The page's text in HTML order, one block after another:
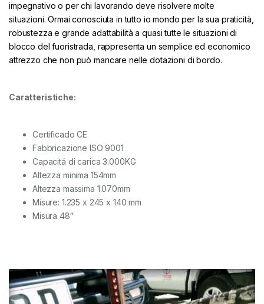
impegnativo o per chi lavorando deve risolvere molte
situazioni. Ormai conosciuta in tutto io mondo per la sua praticità,
robustezza e grande adattabilità a quasi tutte le situazioni di
blocco del fuoristrada, rappresenta un semplice ed economico
attrezzo che non può mancare nelle dotazioni di bordo.
Caratteristiche:
Certificado CE
Fabbricazione ISO 9001
Capacitá di carica 3.000KG
Altezza minima 154mm
Altezza massima 1.070mm
Misure: 1.235 x 245 x 140 mm
Misura 48″